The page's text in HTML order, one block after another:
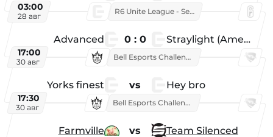
03:00
28 авг
R6 Unite League - Season 1
Advanced 0 : 0 Straylight (American team)
17:00
30 авг
Bell Esports Challenge 2026
Yorks finest vs Hey bro
17:30
30 авг
Bell Esports Challenge 2026
Farmville vs Team Silenced